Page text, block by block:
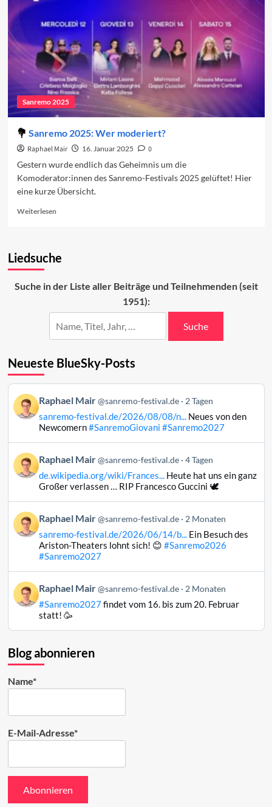
2025
Sanremo 2025
Sanremo 2025: Wer moderiert?
Raphael Mair 16. Januar 2025
0
Gestern wurde endlich das Geheimnis um die
Komoderator:innen des Sanremo-Festivals 2025 gelüftet! Hier
eine kurze Übersicht.
WeiterlesenRead
2025:
Liedsuche
Suche in der Liste aller Beiträge und Teilnehmenden (seit
1951):
Suche
Neueste BlueSky-Posts
Beitrag
von
Raphael
Bluesky
ansehen
Raphael Mair @sanremo-festival.de 2 Tagen
sanremo-festival.de/2026/08/08/n...Neues von den
Newcomern#SanremoGiovani #Sanremo2027
Beitrag
von
Raphael
Bluesky
ansehen
Raphael Mair @sanremo-festival.de 4 Tagen
de.wikipedia.org/wiki/Frances...Heute hat uns ein ganz
Großer verlassen … RIP Francesco Guccini 🕊️
Beitrag
von
Raphael
ansehen
Raphael Mair @sanremo-festival.de 2 Monaten
sanremo-festival.de/2026/06/14/b...Ein Besuch des
Ariston-Theaters lohnt sich! 😊 #Sanremo2026
#Sanremo2027
Beitrag
von
Raphael
Bluesky
ansehen
Raphael Mair @sanremo-festival.de 2 Monaten
#Sanremo2027findet vom 16. bis zum 20. Februar
statt! 🥳
Blog abonnieren
Name*
E-Mail-Adresse*